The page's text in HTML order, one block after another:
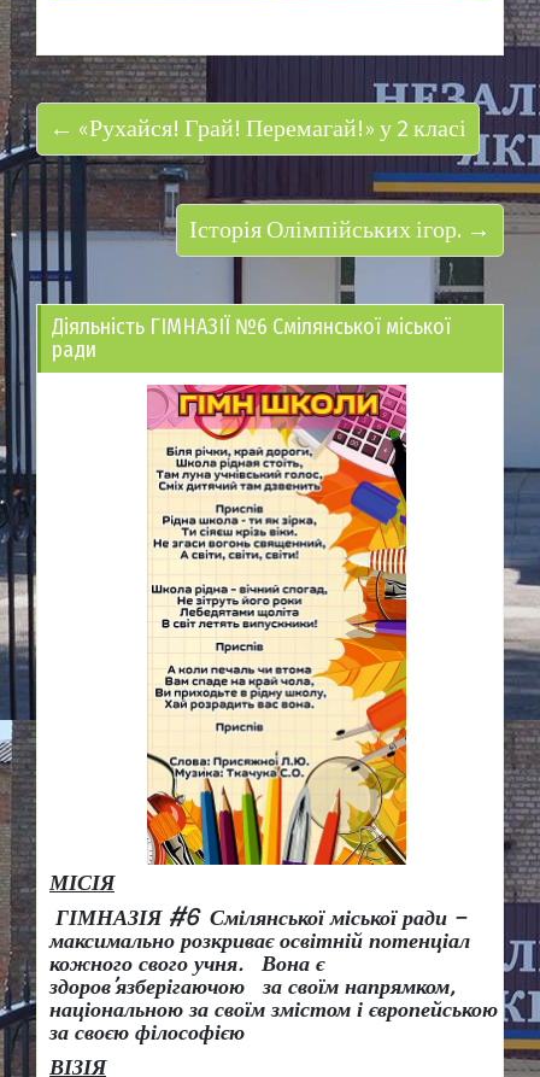
← «Рухайся! Грай! Перемагай!» у 2 класі
Історія Олімпійських ігор. →
Діяльність ГІМНАЗІЇ №6 Смілянської міської
ради
МІСІЯ
ГІМНАЗІЯ #6 Смілянської міської ради –
максимально розкриває освітній потенціал
кожного свого учня.
Вона є
здоров’язберігаючою за своїм напрямком,
національною за своїм змістом і європейською
за своєю філософією
ВІЗІЯ